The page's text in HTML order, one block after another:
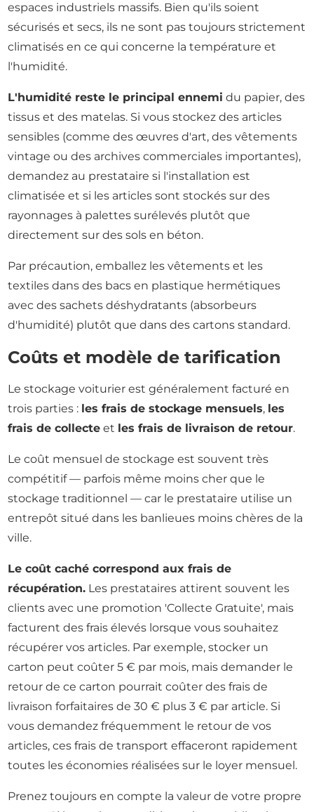
espaces industriels massifs. Bien qu'ils soient
sécurisés et secs, ils ne sont pas toujours strictement
climatisés en ce qui concerne la température et
l'humidité.
L'humidité reste le principal ennemi du papier, des
tissus et des matelas. Si vous stockez des articles
sensibles (comme des œuvres d'art, des vêtements
vintage ou des archives commerciales importantes),
demandez au prestataire si l'installation est
climatisée et si les articles sont stockés sur des
rayonnages à palettes surélevés plutôt que
directement sur des sols en béton.
Par précaution, emballez les vêtements et les
textiles dans des bacs en plastique hermétiques
avec des sachets déshydratants (absorbeurs
d'humidité) plutôt que dans des cartons standard.
Coûts et modèle de tarification
Le stockage voiturier est généralement facturé en
trois parties : les frais de stockage mensuels, les
frais de collecte et les frais de livraison de retour.
Le coût mensuel de stockage est souvent très
compétitif — parfois même moins cher que le
stockage traditionnel — car le prestataire utilise un
entrepôt situé dans les banlieues moins chères de la
ville.
Le coût caché correspond aux frais de
récupération. Les prestataires attirent souvent les
clients avec une promotion 'Collecte Gratuite', mais
facturent des frais élevés lorsque vous souhaitez
récupérer vos articles. Par exemple, stocker un
carton peut coûter 5 € par mois, mais demander le
retour de ce carton pourrait coûter des frais de
livraison forfaitaires de 30 € plus 3 € par article. Si
vous demandez fréquemment le retour de vos
articles, ces frais de transport effaceront rapidement
toutes les économies réalisées sur le loyer mensuel.
Prenez toujours en compte la valeur de votre propre